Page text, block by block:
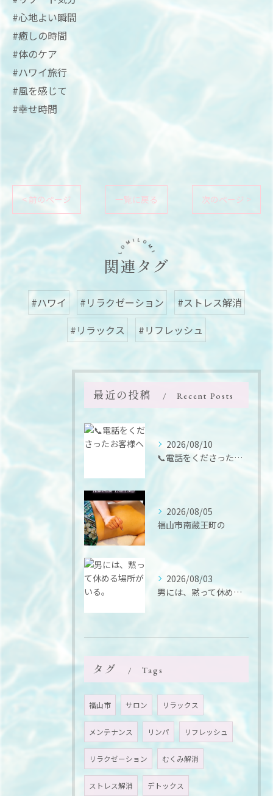
#心地よい瞬間
#癒しの時間
#体のケア
#ハワイ旅行
#風を感じて
#幸せ時間
< 前のページ 一覧に戻る 次のページ >
関連タグ
#ハワイ #リラクゼーション
#ストレス解消
#リラックス
#リフレッシュ
最近の投稿 Recent Posts
2026/08/10
📞電話をくださったお客様へ
2026/08/05
福山市南蔵王町の
2026/08/03
男には、黙って休める場所がいる。
タグ Tags
福山市 サロン リラックス
メンテナンス リンパ リフレッシュ
リラクゼーション むくみ解消
ストレス解消 デトックス